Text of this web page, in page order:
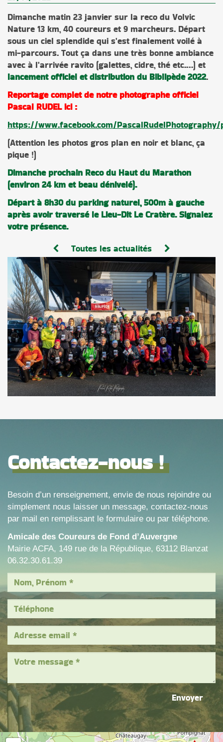
Dimanche matin 23 janvier sur la reco du Volvic
Nature 13 km, 40 coureurs et 9 marcheurs. Départ
sous un ciel splendide qui s'est finalement voilé à
mi-parcours. Tout ça dans une très bonne ambiance
avec à l'arrivée ravito (galettes, cidre, thé etc.…) et
lancement officiel et distribution du Biblipède 2022.
Reportage complet de notre photographe officiel
Pascal RUDEL ici :
https://www.facebook.com/PascalRudelPhotography/
(Attention les photos gros plan en noir et blanc, ça
pique !)
Dimanche prochain Reco du Haut du Marathon
(environ 24 km et beau dénivelé).
Départ à 8h30 du parking naturel, 500m à gauche
après avoir traversé le Lieu-Dit Le Cratère. Signalez
votre présence.
Toutes les actualités
Contactez-nous !
Besoin d’un renseignement, envie de nous rejoindre ou
simplement nous laisser un message, contactez-nous
par mail en remplissant le formulaire ou par téléphone.
Amicale des Coureurs de Fond d’Auvergne
Mairie ACFA, 149 rue de la République, 63112 Blanzat
06.32.30.61.39
Envoyer